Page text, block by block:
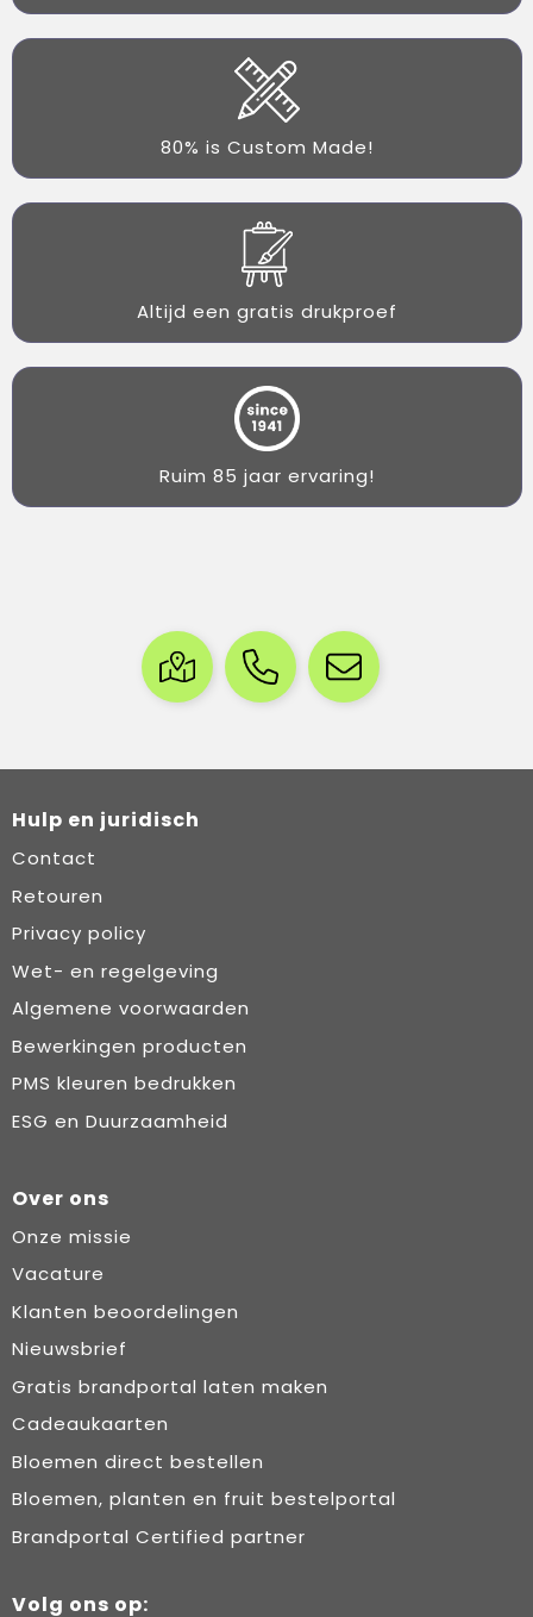
80% is Custom Made!
Altijd een gratis drukproef
Ruim 85 jaar ervaring!
Hulp en juridisch
Contact
Retouren
Privacy policy
Wet- en regelgeving
Algemene voorwaarden
Bewerkingen producten
PMS kleuren bedrukken
ESG en Duurzaamheid
Over ons
Onze missie
Vacature
Klanten beoordelingen
Nieuwsbrief
Gratis brandportal laten maken
Cadeaukaarten
Bloemen direct bestellen
Bloemen, planten en fruit bestelportal
Brandportal Certified partner
Volg ons op: